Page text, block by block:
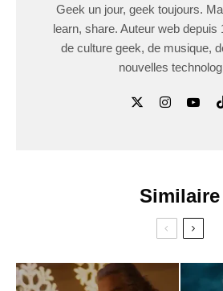
Geek un jour, geek toujours.
learn, share. Auteur web depuis
de culture geek, de musique,
nouvelles
Similaire